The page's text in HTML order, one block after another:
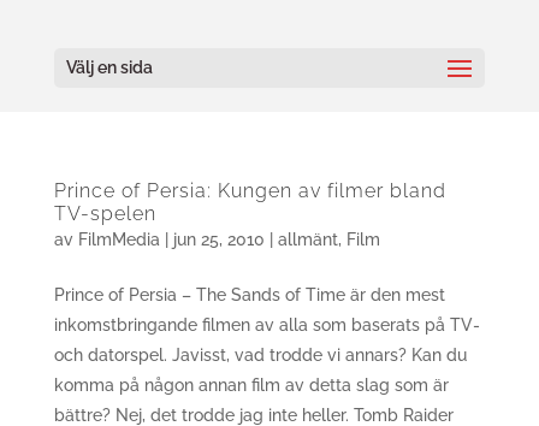
Välj en sida
Prince of Persia: Kungen av filmer bland
TV-spelen
av FilmMedia jun 25, 2010 allmänt, Film
Prince of Persia – The Sands of Time är den mest
inkomstbringande filmen av alla som baserats på TV-
och datorspel. Javisst, vad trodde vi annars? Kan du
komma på någon annan film av detta slag som är
bättre? Nej, det trodde jag inte heller. Tomb Raider